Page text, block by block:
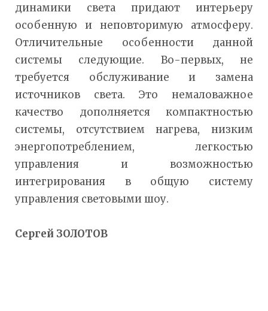
динамики света придают интерьеру
особенную и неповторимую атмосферу.
Отличительные особенности данной
системы следующие. Во-первых, не
требуется обслуживание и замена
источников света. Это немаловажное
качество дополняется компактностью
системы, отсутствием нагрева, низким
энергопотреблением, легкостью
управления и возможностью
интегрирования в общую систему
управления световыми шоу.
Сергей ЗОЛОТОВ